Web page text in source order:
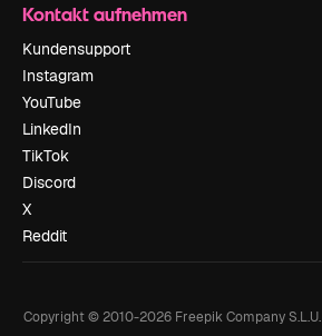
Kontakt aufnehmen
Kundensupport
Instagram
YouTube
LinkedIn
TikTok
Discord
X
Reddit
Copyright © 2010-2026Freepik Company S.L.U.